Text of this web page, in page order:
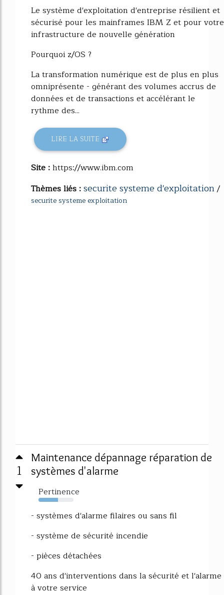
Le système d'exploitation d'entreprise résilient et
sécurisé pour les mainframes IBM Z et pour votre
infrastructure de nouvelle génération
Pourquoi z/OS ?
La transformation numérique est de plus en plus
omniprésente - générant des volumes accrus de
données et de transactions et accélérant le
rythme des...
LIRE LA SUITE
Site :https://www.ibm.com
Thèmes liés :securite systeme d'exploitation/
securite systeme exploitation
1
Maintenance dépannage réparation de
systèmes d'alarme
Pertinence
56%
- systèmes d'alarme filaires ou sans fil
- système de sécurité incendie
- pièces détachées
40 ans d'interventions dans la sécurité et l'alarme
à votre service